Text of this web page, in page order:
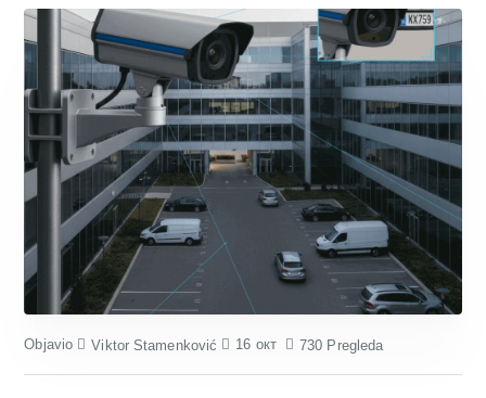
Objavio Viktor Stamenković 16 окт 730 Pregleda